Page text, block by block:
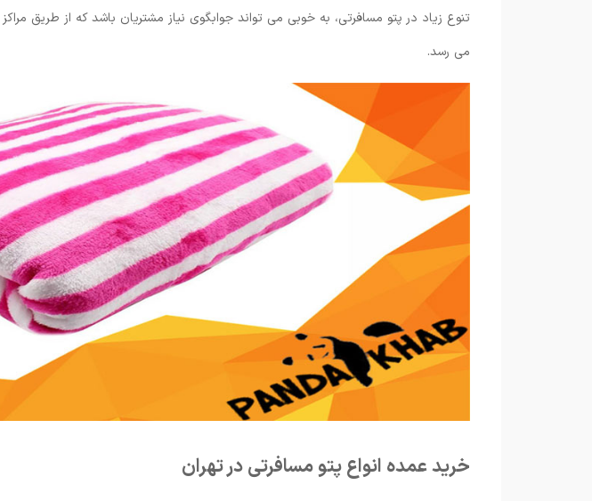
تنوع زیاد در پتو مسافرتی، به خوبی می تواند جوابگوی نیاز مشتریان باشد که از طریق
می رسد.
خرید عمده انواع پتو مسافرتی در تهران